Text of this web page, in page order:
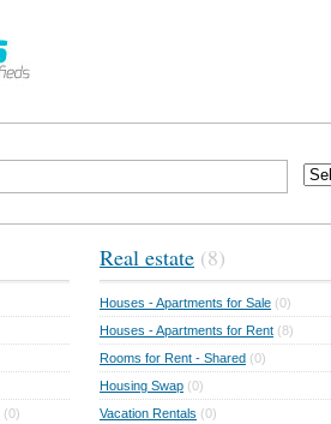
(0)
Real estate (8)
Houses - Apartments for Sale (0)
Houses - Apartments for Rent (8)
Rooms for Rent - Shared (0)
Housing Swap (0)
Vacation Rentals (0)